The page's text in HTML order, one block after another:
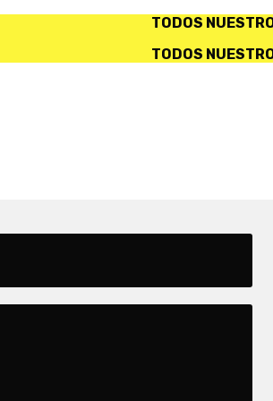
NUESTROS PRODUCTOS
NUESTROS PRODUCTOS